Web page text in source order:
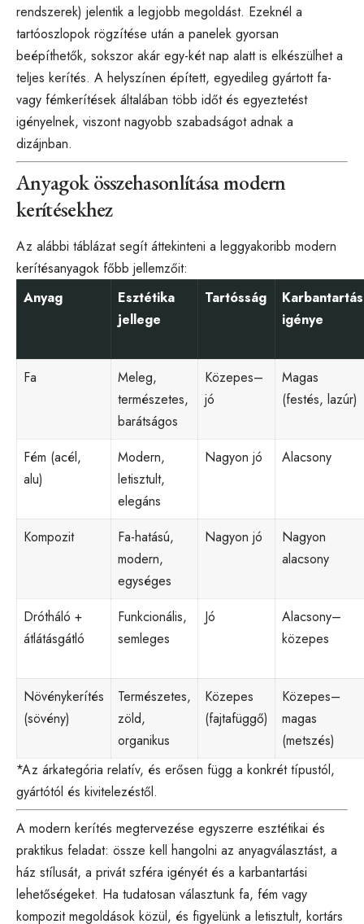
rendszerek) jelentik a legjobb megoldást. Ezeknél a
tartóoszlopok rögzítése után a panelek gyorsan
beépíthetők, sokszor akár egy-két nap alatt is elkészülhet a
teljes kerítés. A helyszínen épített, egyedileg gyártott fa-
vagy fémkerítések általában több időt és egyeztetést
igényelnek, viszont nagyobb szabadságot adnak a
dizájnban.
Anyagok összehasonlítása modern
kerítésekhez
Az alábbi táblázat segít áttekinteni a leggyakoribb modern
kerítésanyagok főbb jellemzőit:
Anyag
Esztétika
jellege
Tartósság
Karbantartás
igénye
Fa
Meleg,
természetes,
barátságos
Közepes–
jó
Magas
(festés, lazúr)
Fém (acél,
alu)
Modern,
letisztult,
elegáns
Nagyon jó Alacsony
Kompozit
Fa-hatású,
modern,
egységes
Nagyon jó
Nagyon
alacsony
Drótháló +
átlátásgátló
Funkcionális,
semleges
Jó
Alacsony–
közepes
Növénykerítés
(sövény)
Természetes,
zöld,
organikus
Közepes
(fajtafüggő)
Közepes–
magas
(metszés)
*Az árkategória relatív, és erősen függ a konkrét típustól,
gyártótól és kivitelezéstől.
A modern kerítés megtervezése egyszerre esztétikai és
praktikus feladat: össze kell hangolni az anyagválasztást, a
ház stílusát, a privát szféra igényét és a karbantartási
lehetőségeket. Ha tudatosan választunk fa, fém vagy
kompozit megoldások közül, és figyelünk a letisztult, kortárs